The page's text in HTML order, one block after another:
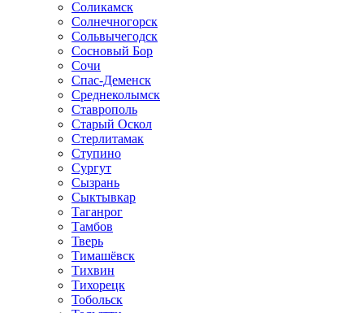
Соликамск
Солнечногорск
Сольвычегодск
Сосновый Бор
Сочи
Спас-Деменск
Среднеколымск
Ставрополь
Старый Оскол
Стерлитамак
Ступино
Сургут
Сызрань
Сыктывкар
Таганрог
Тамбов
Тверь
Тимашёвск
Тихвин
Тихорецк
Тобольск